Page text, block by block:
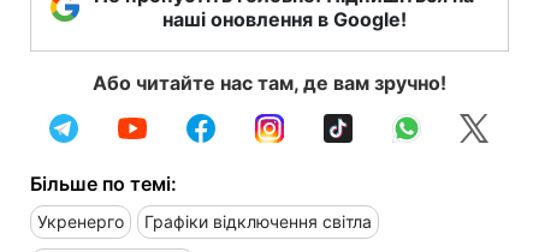
наші оновлення в Google!
Або читайте нас там, де вам зручно!
Більше по темі:
Укренерго Графіки відключення світла